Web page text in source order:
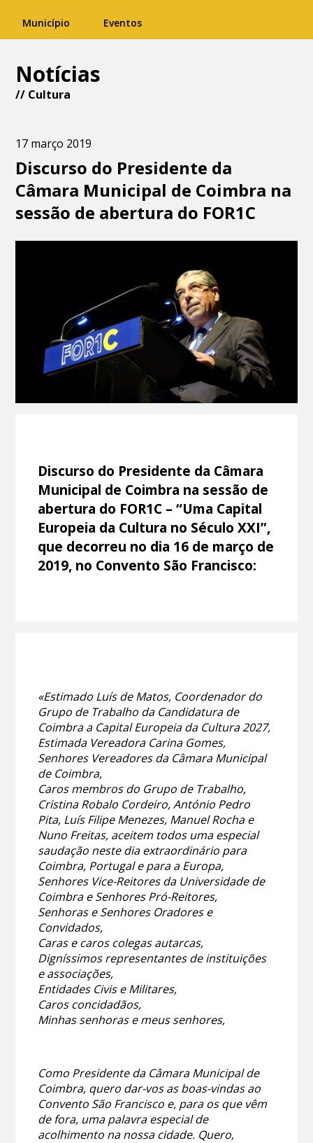
Município Eventos
Notícias
// Cultura
17 março 2019
Discurso do Presidente da
Câmara Municipal de Coimbra na
sessão de abertura do FOR1C
Discurso do Presidente da Câmara
Municipal de Coimbra na sessão de
abertura do FOR1C – “Uma Capital
Europeia da Cultura no Século XXI”,
que decorreu no dia 16 de março de
2019, no Convento São Francisco:
«Estimado Luís de Matos, Coordenador do
Grupo de Trabalho da Candidatura de
Coimbra a Capital Europeia da Cultura 2027,
Estimada Vereadora Carina Gomes,
Senhores Vereadores da Câmara Municipal
de Coimbra,
Caros membros do Grupo de Trabalho,
Cristina Robalo Cordeiro, António Pedro
Pita, Luís Filipe Menezes, Manuel Rocha e
Nuno Freitas, aceitem todos uma especial
saudação neste dia extraordinário para
Coimbra, Portugal e para a Europa,
Senhores Vice-Reitores da Universidade de
Coimbra e Senhores Pró-Reitores,
Senhoras e Senhores Oradores e
Convidados,
Caras e caros colegas autarcas,
Digníssimos representantes de instituições
e associações,
Entidades Civis e Militares,
Caros concidadãos,
Minhas senhoras e meus senhores,
Como Presidente da Câmara Municipal de
Coimbra, quero dar-vos as boas-vindas ao
Convento São Francisco e, para os que vêm
de fora, uma palavra especial de
acolhimento na nossa cidade. Quero,